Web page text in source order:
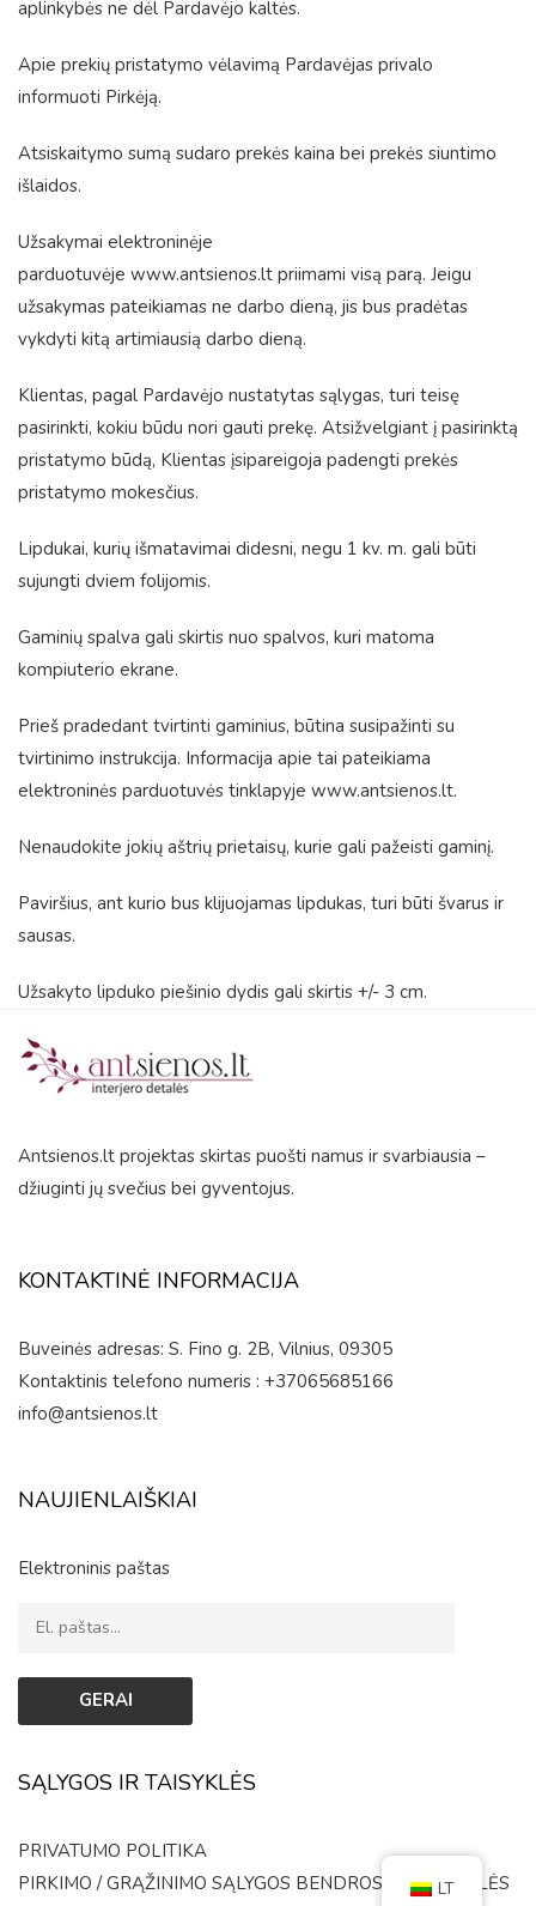
aplinkybės ne dėl Pardavėjo kaltės.
Apie prekių pristatymo vėlavimą Pardavėjas privalo
informuoti Pirkėją.
Atsiskaitymo sumą sudaro prekės kaina bei prekės siuntimo
išlaidos.
Užsakymai elektroninėje
parduotuvėje www.antsienos.lt priimami visą parą. Jeigu
užsakymas pateikiamas ne darbo dieną, jis bus pradėtas
vykdyti kitą artimiausią darbo dieną.
Klientas, pagal Pardavėjo nustatytas sąlygas, turi teisę
pasirinkti, kokiu būdu nori gauti prekę. Atsižvelgiant į pasirinktą
pristatymo būdą, Klientas įsipareigoja padengti prekės
pristatymo mokesčius.
Lipdukai, kurių išmatavimai didesni, negu 1 kv. m. gali būti
sujungti dviem folijomis.
Gaminių spalva gali skirtis nuo spalvos, kuri matoma
kompiuterio ekrane.
Prieš pradedant tvirtinti gaminius, būtina susipažinti su
tvirtinimo instrukcija. Informacija apie tai pateikiama
elektroninės parduotuvės tinklapyje www.antsienos.lt.
Nenaudokite jokių aštrių prietaisų, kurie gali pažeisti gaminį.
Paviršius, ant kurio bus klijuojamas lipdukas, turi būti švarus ir
sausas.
Užsakyto lipduko piešinio dydis gali skirtis +/- 3 cm.
Antsienos.lt projektas skirtas puošti namus ir svarbiausia –
džiuginti jų svečius bei gyventojus.
KONTAKTINĖ INFORMACIJA
Buveinės adresas: S. Fino g. 2B, Vilnius, 09305
Kontaktinis telefono numeris : +37065685166
info@antsienos.lt
NAUJIENLAIŠKIAI
Elektroninis paštas
SĄLYGOS IR TAISYKLĖS
PRIVATUMO POLITIKA
PIRKIMO / GRĄŽINIMO SĄLYGOS BENDROSIOS TAISYKLĖS
LT